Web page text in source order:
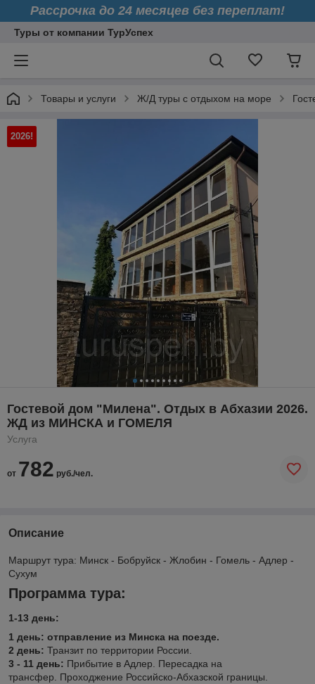
Рассрочка до 24 месяцев без переплат!
Туры от компании ТурУспех
Товары и услуги Ж/Д туры с отдыхом на море
2026!
Гостевой дом "Милена". Отдых в Абхазии 2026.
ЖД из МИНСКА и ГОМЕЛЯ
Услуга
от 782 руб./чел.
Описание
Маршрут тура: Минск - Бобруйск - Жлобин - Гомель - Адлер -
Сухум
Программа тура:
1-13 день:
1 день: отправление из Минска на поезде.
2 день: Транзит по территории России.
3 - 11 день: Прибытие в Адлер. Пересадка на
трансфер. Проходжение Российско-Абхазской границы.